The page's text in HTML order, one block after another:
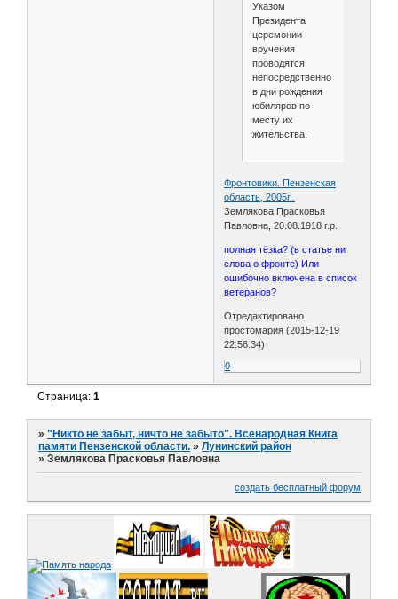
Указом
Президента
церемонии
вручения
проводятся
непосредственно
в дни рождения
юбиляров по
месту их
жительства.
Фронтовики. Пензенская
область, 2005г..
Землякова Прасковья
Павловна, 20.08.1918 г.р.
полная тёзка? (в статье ни
слова о фронте) Или
ошибочно включена в список
ветеранов?
Отредактировано
простомария (2015-12-19
22:56:34)
0
Страница:1
»"Никто не забыт, ничто не забыто". Всенародная Книга
памяти Пензенской области. »Лунинский район
»Землякова Прасковья Павловна
создать бесплатный форум